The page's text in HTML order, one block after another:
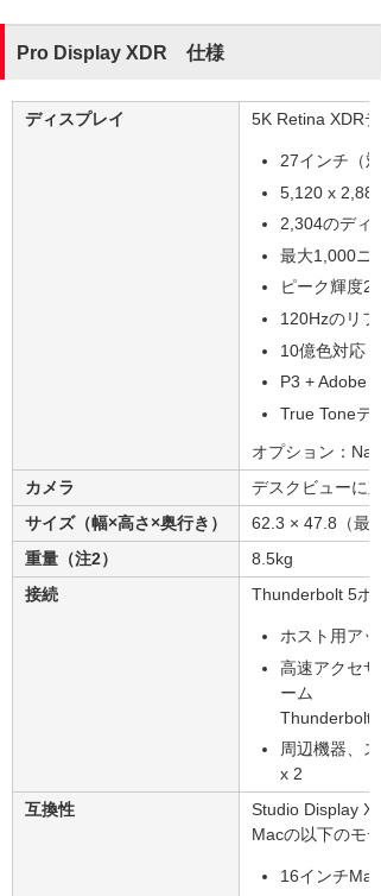
Pro Display XDR 仕様
ディスプレイ 5K Retina XDRデ
27インチ（
5,120 x
2,304のディ
最大1,000ニ
ピーク輝度
120Hzのリ
10億色対応
P3 + Adobe
True Toneテ
オプション：
カメラ
デスクビューに
サイズ（幅×高さ×奥行き）
62.3 × 47.8（最
重量（注2）
8.5kg
接続
Thunderbolt 5ポ
ホスト用ア
高速アクセ
ーム
Thunderbolt
周辺機器、
x 2
互換性
Studio Display
Macの以下のモ
16インチ